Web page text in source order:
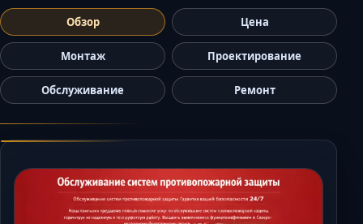
Кисловодск
Краснодар
Магас
Махачкала
Назрань
Обзор Цена
Монтаж Проектирование
Обслуживание Ремонт